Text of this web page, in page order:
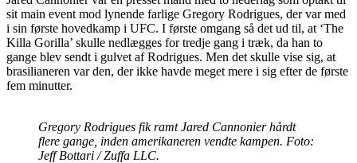
sit main event mod lynende farlige Gregory Rodrigues, der var med
i sin første hovedkamp i UFC. I første omgang så det ud til, at ‘The
Killa Gorilla’ skulle nedlægges for tredje gang i træk, da han to
gange blev sendt i gulvet af Rodrigues. Men det skulle vise sig, at
brasilianeren var den, der ikke havde meget mere i sig efter de første
fem minutter.
Gregory Rodrigues fik ramt Jared Cannonier hårdt
flere gange, inden amerikaneren vendte kampen. Foto:
Jeff Bottari / Zuffa LLC.